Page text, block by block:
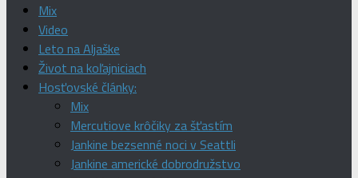
Mix
Video
Leto na Aljaške
Život na koľajniciach
Hosťovské články:
Mix
Mercutiove krôčiky za šťastím
Jankine bezsenné noci v Seattli
Jankine americké dobrodružstvo